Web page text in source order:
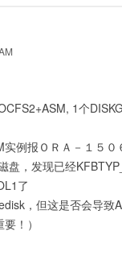
1个
例报ＯＲＡ－１５０
，发现已经
了
，但这是否会导致
！）